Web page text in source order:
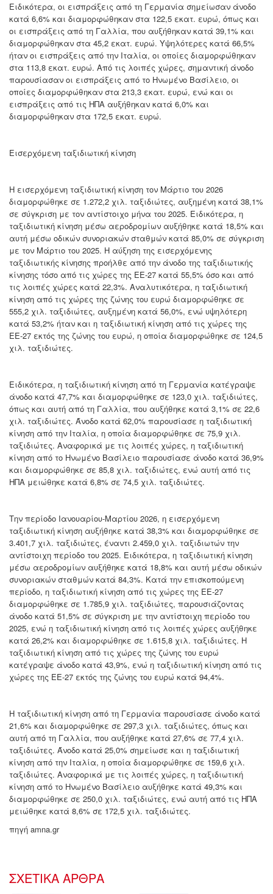
Ειδικότερα, οι εισπράξεις από τη Γερμανία σημείωσαν άνοδο
κατά 6,6% και διαμορφώθηκαν στα 122,5 εκατ. ευρώ, όπως και
οι εισπράξεις από τη Γαλλία, που αυξήθηκαν κατά 39,1% και
διαμορφώθηκαν στα 45,2 εκατ. ευρώ. Υψηλότερες κατά 66,5%
ήταν οι εισπράξεις από την Ιταλία, οι οποίες διαμορφώθηκαν
στα 113,8 εκατ. ευρώ. Από τις λοιπές χώρες, σημαντική άνοδο
παρουσίασαν οι εισπράξεις από το Ηνωμένο Βασίλειο, οι
οποίες διαμορφώθηκαν στα 213,3 εκατ. ευρώ, ενώ και οι
εισπράξεις από τις ΗΠΑ αυξήθηκαν κατά 6,0% και
διαμορφώθηκαν στα 172,5 εκατ. ευρώ.
Εισερχόμενη ταξιδιωτική κίνηση
Η εισερχόμενη ταξιδιωτική κίνηση τον Μάρτιο του 2026
διαμορφώθηκε σε 1.272,2 χιλ. ταξιδιώτες, αυξημένη κατά 38,1%
σε σύγκριση με τον αντίστοιχο μήνα του 2025. Ειδικότερα, η
ταξιδιωτική κίνηση μέσω αεροδρομίων αυξήθηκε κατά 18,5% και
αυτή μέσω οδικών συνοριακών σταθμών κατά 85,0% σε σύγκριση
με τον Μάρτιο του 2025. Η αύξηση της εισερχόμενης
ταξιδιωτικής κίνησης προήλθε από την άνοδο της ταξιδιωτικής
κίνησης τόσο από τις χώρες της ΕΕ-27 κατά 55,5% όσο και από
τις λοιπές χώρες κατά 22,3%. Αναλυτικότερα, η ταξιδιωτική
κίνηση από τις χώρες της ζώνης του ευρώ διαμορφώθηκε σε
555,2 χιλ. ταξιδιώτες, αυξημένη κατά 56,0%, ενώ υψηλότερη
κατά 53,2% ήταν και η ταξιδιωτική κίνηση από τις χώρες της
ΕΕ-27 εκτός της ζώνης του ευρώ, η οποία διαμορφώθηκε σε 124,5
χιλ. ταξιδιώτες.
Ειδικότερα, η ταξιδιωτική κίνηση από τη Γερμανία κατέγραψε
άνοδο κατά 47,7% και διαμορφώθηκε σε 123,0 χιλ. ταξιδιώτες,
όπως και αυτή από τη Γαλλία, που αυξήθηκε κατά 3,1% σε 22,6
χιλ. ταξιδιώτες. Άνοδο κατά 62,0% παρουσίασε η ταξιδιωτική
κίνηση από την Ιταλία, η οποία διαμορφώθηκε σε 75,9 χιλ.
ταξιδιώτες. Αναφορικά με τις λοιπές χώρες, η ταξιδιωτική
κίνηση από το Ηνωμένο Βασίλειο παρουσίασε άνοδο κατά 36,9%
και διαμορφώθηκε σε 85,8 χιλ. ταξιδιώτες, ενώ αυτή από τις
ΗΠΑ μειώθηκε κατά 6,8% σε 74,5 χιλ. ταξιδιώτες.
Την περίοδο Ιανουαρίου-Μαρτίου 2026, η εισερχόμενη
ταξιδιωτική κίνηση αυξήθηκε κατά 38,3% και διαμορφώθηκε σε
3.401,7 χιλ. ταξιδιώτες, έναντι 2.459,0 χιλ. ταξιδιωτών την
αντίστοιχη περίοδο του 2025. Ειδικότερα, η ταξιδιωτική κίνηση
μέσω αεροδρομίων αυξήθηκε κατά 18,8% και αυτή μέσω οδικών
συνοριακών σταθμών κατά 84,3%. Κατά την επισκοπούμενη
περίοδο, η ταξιδιωτική κίνηση από τις χώρες της ΕΕ-27
διαμορφώθηκε σε 1.785,9 χιλ. ταξιδιώτες, παρουσιάζοντας
άνοδο κατά 51,5% σε σύγκριση με την αντίστοιχη περίοδο του
2025, ενώ η ταξιδιωτική κίνηση από τις λοιπές χώρες αυξήθηκε
κατά 26,2% και διαμορφώθηκε σε 1.615,8 χιλ. ταξιδιώτες. Η
ταξιδιωτική κίνηση από τις χώρες της ζώνης του ευρώ
κατέγραψε άνοδο κατά 43,9%, ενώ η ταξιδιωτική κίνηση από τις
χώρες της ΕΕ-27 εκτός της ζώνης του ευρώ κατά 94,4%.
Η ταξιδιωτική κίνηση από τη Γερμανία παρουσίασε άνοδο κατά
21,6% και διαμορφώθηκε σε 297,3 χιλ. ταξιδιώτες, όπως και
αυτή από τη Γαλλία, που αυξήθηκε κατά 27,6% σε 77,4 χιλ.
ταξιδιώτες. Άνοδο κατά 25,0% σημείωσε και η ταξιδιωτική
κίνηση από την Ιταλία, η οποία διαμορφώθηκε σε 159,6 χιλ.
ταξιδιώτες. Αναφορικά με τις λοιπές χώρες, η ταξιδιωτική
κίνηση από το Ηνωμένο Βασίλειο αυξήθηκε κατά 49,3% και
διαμορφώθηκε σε 250,0 χιλ. ταξιδιώτες, ενώ αυτή από τις ΗΠΑ
μειώθηκε κατά 8,6% σε 172,5 χιλ. ταξιδιώτες.
πηγή amna.gr
ΣΧΕΤΙΚΑ ΑΡΘΡΑ